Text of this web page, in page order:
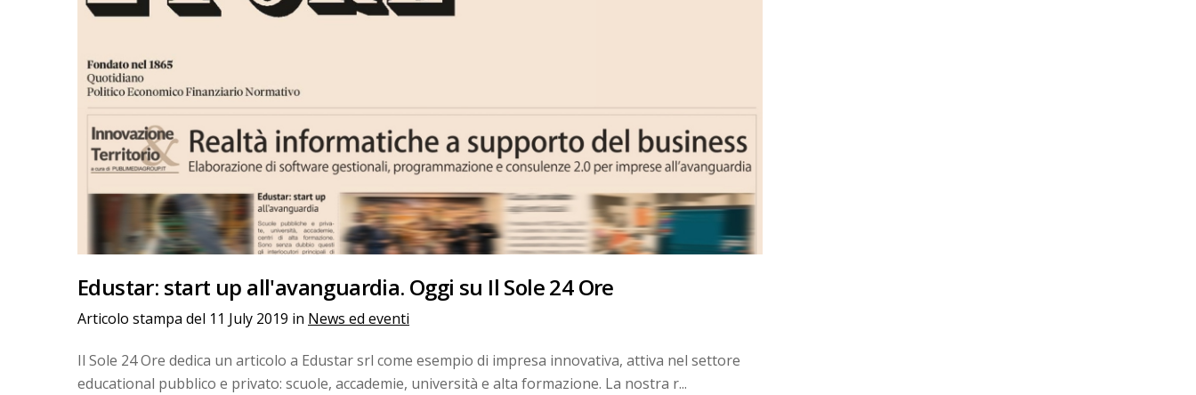
Edustar: start up all'avanguardia. Oggi su Il Sole 24 Ore
Articolo stampa del 11 July 2019 in News ed eventi
Il Sole 24 Ore dedica un articolo a Edustar srl come esempio di impresa innovativa, attiva nel settore
educational pubblico e privato: scuole, accademie, università e alta formazione. La nostra r...